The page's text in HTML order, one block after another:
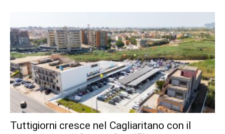
Tuttigiorni cresce nel Cagliaritano con il